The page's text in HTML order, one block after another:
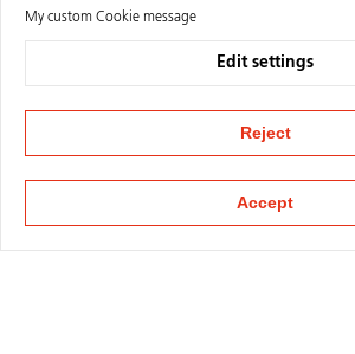
My custom Cookie message
Edit settings
Reject
Accept